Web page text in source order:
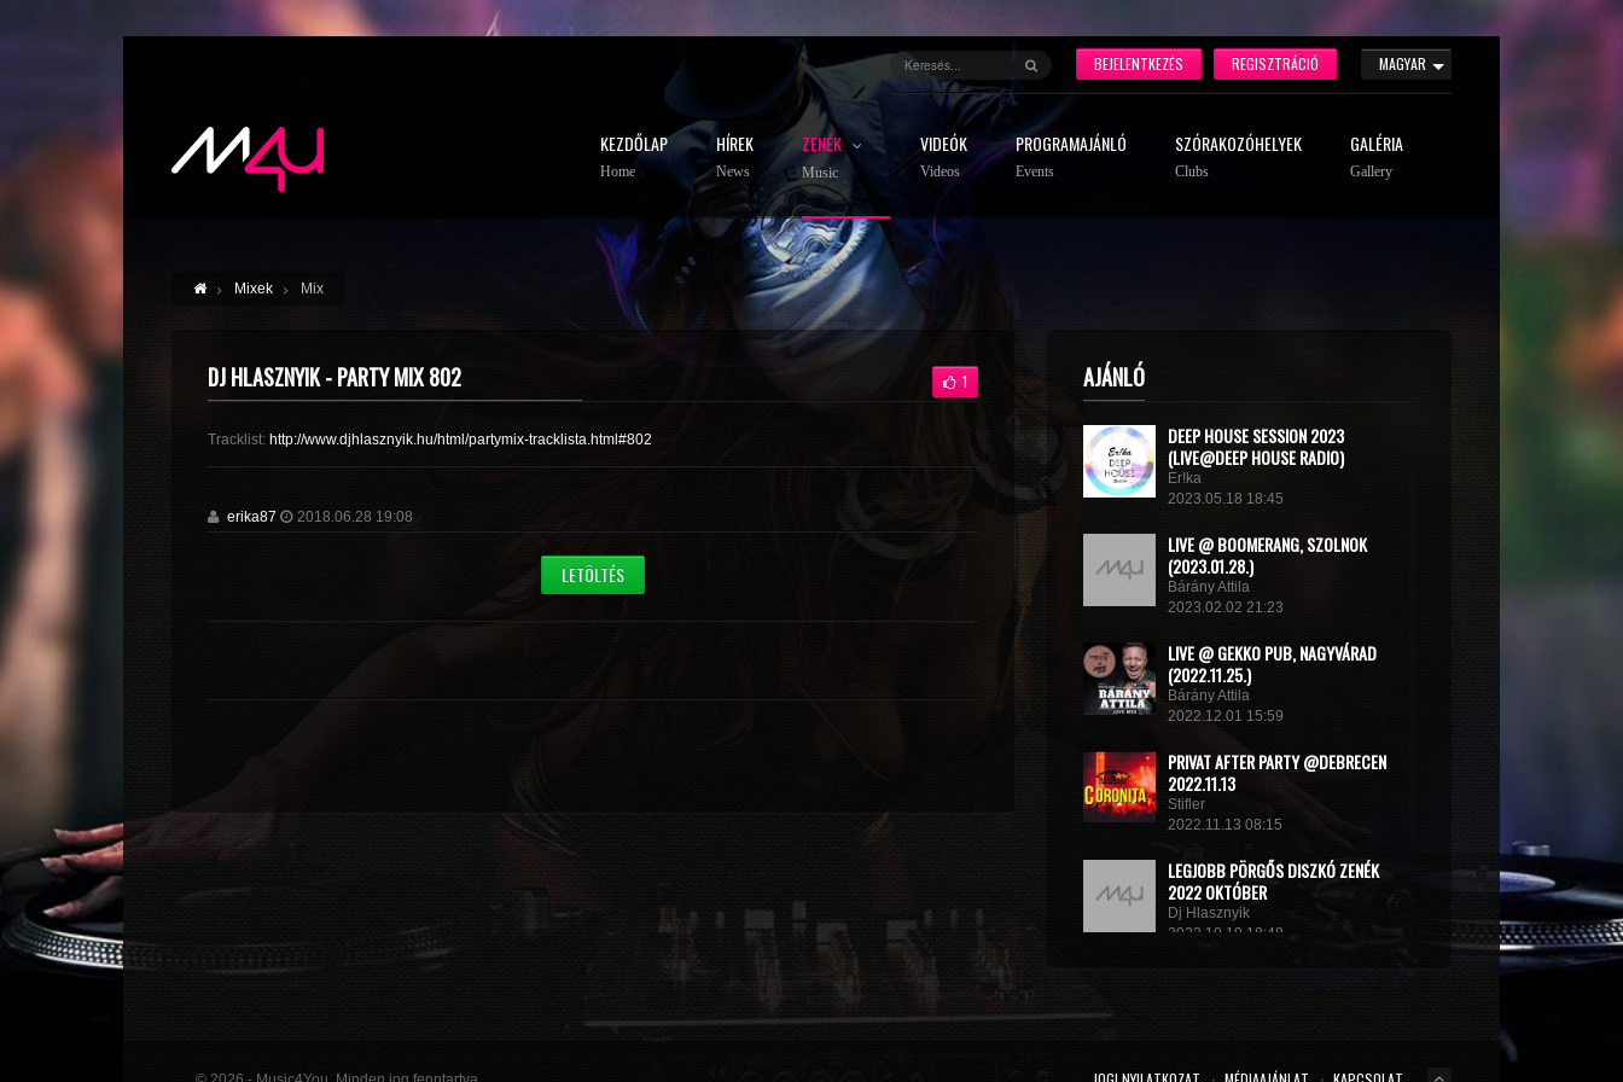
MAGYAR
REGISZTRÁCIÓ
BEJELENTKEZÉS
KEZDŐLAP
Home
HÍREK
News
ZENÉK
Music
VIDEÓK
Videos
PROGRAMAJÁNLÓ
Events
SZÓRAKOZÓHELYEK
Clubs
GALÉRIA
Gallery
Mixek Mix
DJ HLASZNYIK - PARTY MIX 802 1
Tracklist: http://www.djhlasznyik.hu/html/partymix-tracklista.html#802
erika87 2018.06.28 19:08
LETÖLTÉS
AJÁNLÓ
DEEP HOUSE SESSION 2023
(LIVE@DEEP HOUSE RADIO)
Er!ka
2023.05.18 18:45
LIVE @ BOOMERANG, SZOLNOK
(2023.01.28.)
Bárány Attila
2023.02.02 21:23
LIVE @ GEKKO PUB, NAGYVÁRAD
(2022.11.25.)
Bárány Attila
2022.12.01 15:59
PRIVAT AFTER PARTY @DEBRECEN
2022.11.13
Stifler
2022.11.13 08:15
LEGJOBB PÖRGŐS DISZKÓ ZENÉK
2022 OKTÓBER
Dj Hlasznyik
2022.10.19 18:48